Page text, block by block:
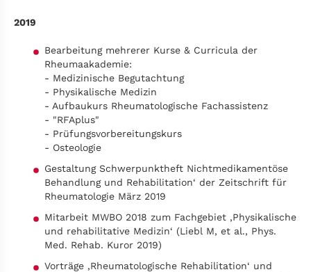
2019
Bearbeitung mehrerer Kurse & Curricula der
Rheumaakademie:
- Medizinische Begutachtung
- Physikalische Medizin
- Aufbaukurs Rheumatologische Fachassistenz
- "RFAplus"
- Prüfungsvorbereitungskurs
- Osteologie
Gestaltung Schwerpunktheft Nichtmedikamentöse
Behandlung und Rehabilitation‘ der Zeitschrift für
Rheumatologie März 2019
Mitarbeit MWBO 2018 zum Fachgebiet ‚Physikalische
und rehabilitative Medizin‘ (Liebl M, et al., Phys.
Med. Rehab. Kuror 2019)
Vorträge ‚Rheumatologische Rehabilitation‘ und